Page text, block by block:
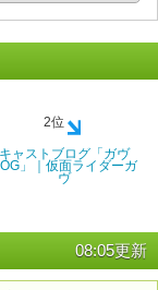
2位
キャストブログ「ガヴ
」｜仮面ライダーガ
ヴ
08:05更新